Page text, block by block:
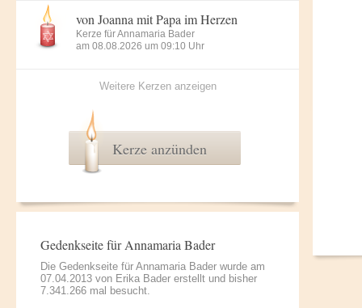
von Joanna mit Papa im Herzen
Kerze für Annamaria Bader
am 08.08.2026 um 09:10 Uhr
Weitere Kerzen anzeigen
Kerze anzünden
Gedenkseite für Annamaria Bader
Die Gedenkseite für Annamaria Bader wurde am
07.04.2013 von Erika Bader erstellt und bisher
7.341.266 mal besucht.